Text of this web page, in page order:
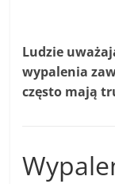
Ludzie
wypalenia
często mają